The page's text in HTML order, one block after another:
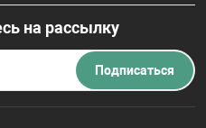
на рассылку
Подписаться